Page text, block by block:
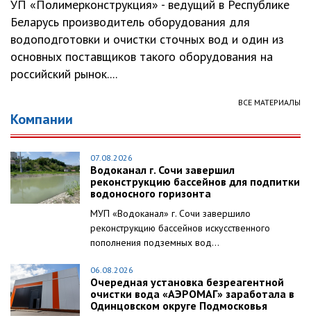
УП «Полимерконструкция» - ведущий в Республике
Беларусь производитель оборудования для
водоподготовки и очистки сточных вод и один из
основных поставщиков такого оборудования на
российский рынок....
ВСЕ МАТЕРИАЛЫ
Компании
07.08.2026
Водоканал г. Сочи завершил
реконструкцию бассейнов для подпитки
водоносного горизонта
МУП «Водоканал» г. Сочи завершило
реконструкцию бассейнов искусственного
пополнения подземных вод...
06.08.2026
Очередная установка безреагентной
очистки вода «АЭРОМАГ» заработала в
Одинцовском округе Подмосковья